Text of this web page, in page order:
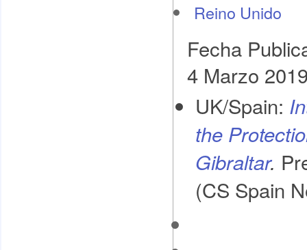
Reino Unido
Fecha
4 Marzo
UK/Spain:
the
Gibraltar.
(CS Spain